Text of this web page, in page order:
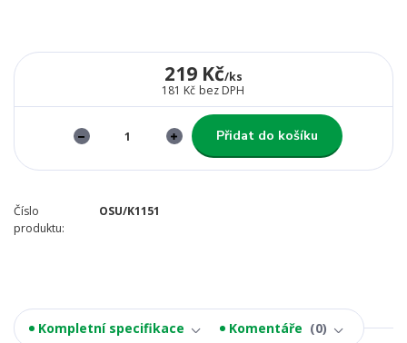
219 Kč/ks
181 Kč bez DPH
Přidat do košíku
Číslo
produktu:
OSU/K1151
Kompletní specifikace Komentáře 0